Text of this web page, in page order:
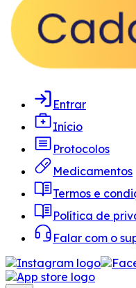
Entrar
Início
Protocolos
Medicamentos
Termos e
Política de
Falar com o